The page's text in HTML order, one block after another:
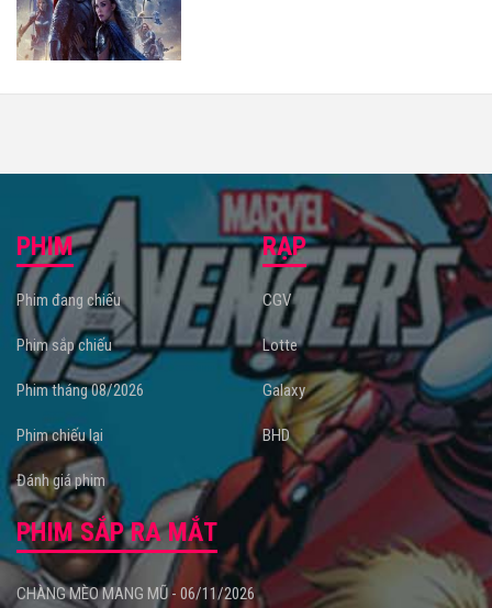
PHIM
Phim đang chiếu
Phim sắp chiếu
Phim tháng 08/2026
Phim chiếu lại
Đánh giá phim
RẠP
CGV
Lotte
Galaxy
BHD
PHIM SẮP RA MẮT
CHÀNG MÈO MANG MŨ - 06/11/2026